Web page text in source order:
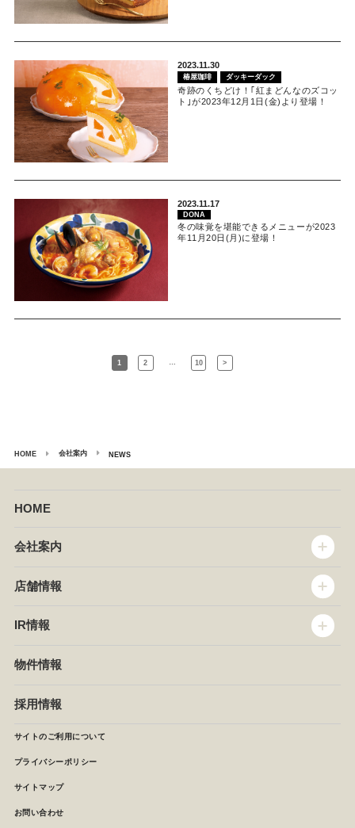
2023.11.30
椿屋珈琲 ダッキーダック
奇跡のくちどけ！｢紅まどんなのズコッ
ト｣が2023年12月1日(金)より登場！
2023.11.17
DONA
冬の味覚を堪能できるメニューが2023
年11月20日(月)に登場！
1 2 … 10 >
HOME 会社案内 NEWS
HOME
会社案内
企業情報
セントラルキッチン
NEWS
店舗情報
椿屋珈琲
イタリアンダイニングDONA
店舗検索
IR情報
IRニュース
月次報告
決算短信
株主の皆様へ
よくあるご質問 (株主優待制度)
物件情報
採用情報
サイトのご利用について
プライバシーポリシー
サイトマップ
お問い合わせ